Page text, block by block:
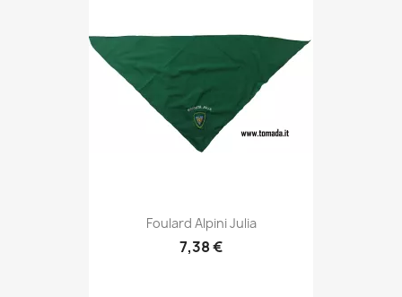
Anteprima
Foulard Alpini Julia
7,38 €